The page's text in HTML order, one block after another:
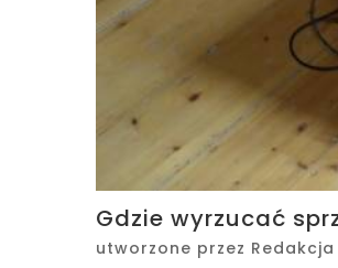
Gdzie wyrzucać
utworzone przez Redakcja